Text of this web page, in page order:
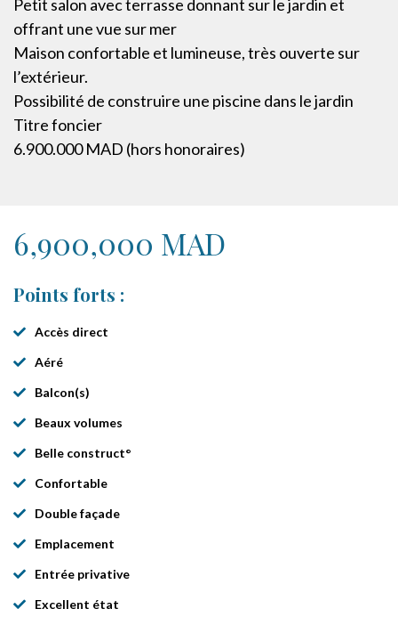
Petit salon avec terrasse donnant sur le jardin et
offrant une vue sur mer
Maison confortable et lumineuse, très ouverte sur
l’extérieur.
Possibilité de construire une piscine dans le jardin
Titre foncier
6.900.000 MAD (hors honoraires)
6,900,000 MAD
Points forts :
Accès direct
Aéré
Balcon(s)
Beaux volumes
Belle construct°
Confortable
Double façade
Emplacement
Entrée privative
Excellent état